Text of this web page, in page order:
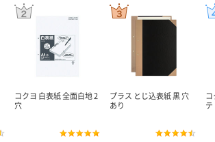
コクヨ 白表紙 全面白地 2
穴
プラス とじ込表紙 黒 穴
あり
テ